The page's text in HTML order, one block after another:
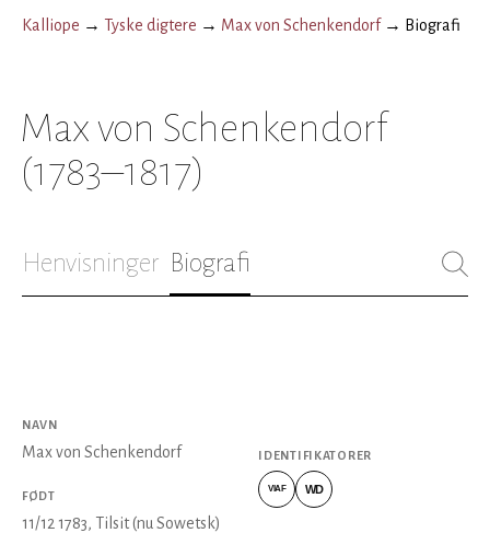
Kalliope → Tyske digtere → Max von Schenkendorf → Biografi
Max von Schenkendorf
(1783–1817)
Henvisninger Biografi
NAVN
Max von Schenkendorf
FØDT
11/12 1783, Tilsit (nu Sowetsk)
IDENTIFIKATORER
VIAF WD